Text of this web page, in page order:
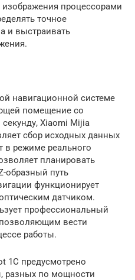
процессорами
точное
и выстраивать
навигационной системе
помещение со
Xiaomi Mijia
сбор исходных данных
в режиме реального
планировать
образный путь
функционирует
датчиком.
профессиональный
вести
работы.
1C предусмотрено
разных по мощности